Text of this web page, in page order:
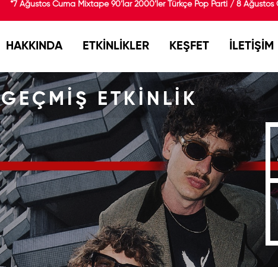
*7 Ağustos Cuma Mixtape 90’lar 2000’ler Türkçe Pop Parti / 8 Ağustos
HAKKINDA ETKİNLİKLER KEŞFET İLETİŞİM
GEÇMİŞ ETKİNLİK